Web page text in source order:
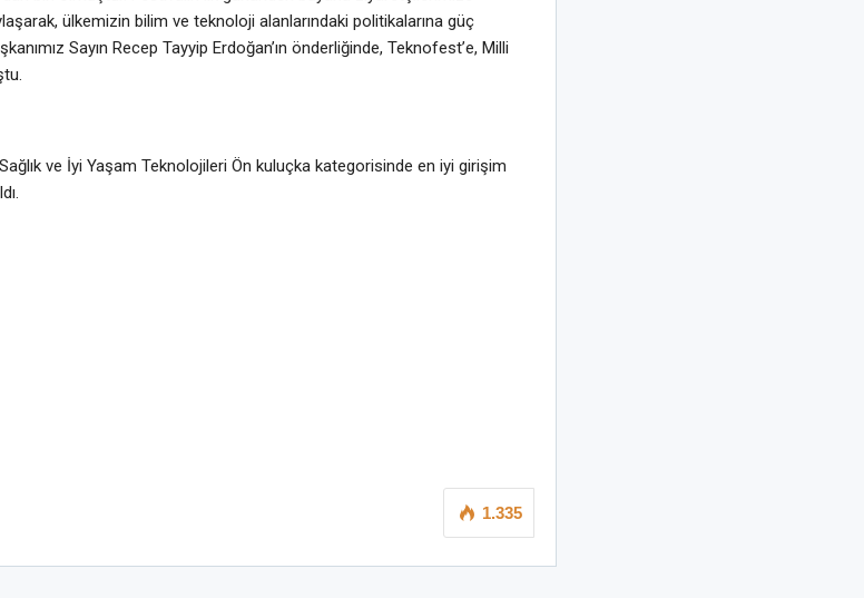
ülkemizin bilim ve teknoloji alanlarındaki politikalarına güç
Sayın Recep Tayyip Erdoğan’ın önderliğinde, Teknofest’e, Milli
ve İyi Yaşam Teknolojileri Ön kuluçka kategorisinde en iyi girişim
1.335